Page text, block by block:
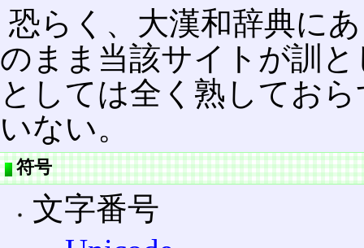
恐らく、大漢和辞典に
のまま当該サイトが訓
としては全く熟してお
いない。
符号
文字番号